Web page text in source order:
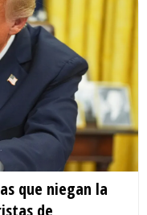
que niegan la